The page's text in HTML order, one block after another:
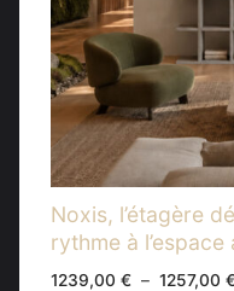
Noxis, l’étagère
rythme à
1239,00 € – 1257,00